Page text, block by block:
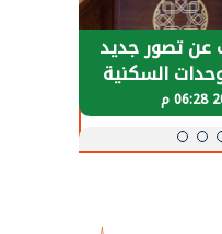
عن تصور جديد
السكنية